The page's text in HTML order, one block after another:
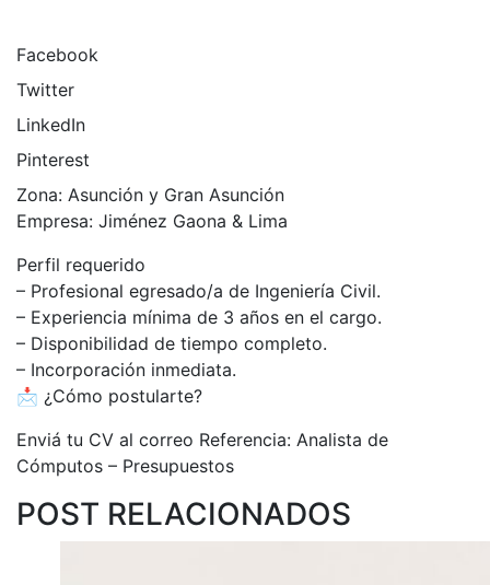
Facebook
Twitter
LinkedIn
Pinterest
Zona: Asunción y Gran Asunción
Empresa: Jiménez Gaona & Lima
Perfil requerido
– Profesional egresado/a de Ingeniería Civil.
– Experiencia mínima de 3 años en el cargo.
– Disponibilidad de tiempo completo.
– Incorporación inmediata.
📩 ¿Cómo postularte?
Enviá tu CV al correo Referencia: Analista de
Cómputos – Presupuestos
POST RELACIONADOS